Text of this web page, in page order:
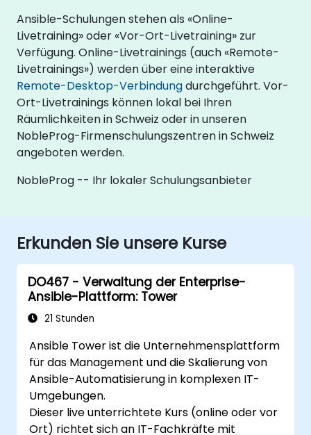
Ansible-Schulungen stehen als «Online-
Livetraining» oder «Vor-Ort-Livetraining» zur
Verfügung. Online-Livetrainings (auch «Remote-
Livetrainings») werden über eine interaktive
Remote-Desktop-Verbindungdurchgeführt. Vor-
Ort-Livetrainings können lokal bei Ihren
Räumlichkeiten in Schweiz oder in unseren
NobleProg-Firmenschulungszentren in Schweiz
angeboten werden.
NobleProg -- Ihr lokaler Schulungsanbieter
Erkunden Sie unsere Kurse
DO467 - Verwaltung der Enterprise-
Ansible-Plattform: Tower
21 Stunden
Ansible Tower ist die Unternehmensplattform
für das Management und die Skalierung von
Ansible-Automatisierung in komplexen IT-
Umgebungen.
Dieser live unterrichtete Kurs (online oder vor
Ort) richtet sich an IT-Fachkräfte mit